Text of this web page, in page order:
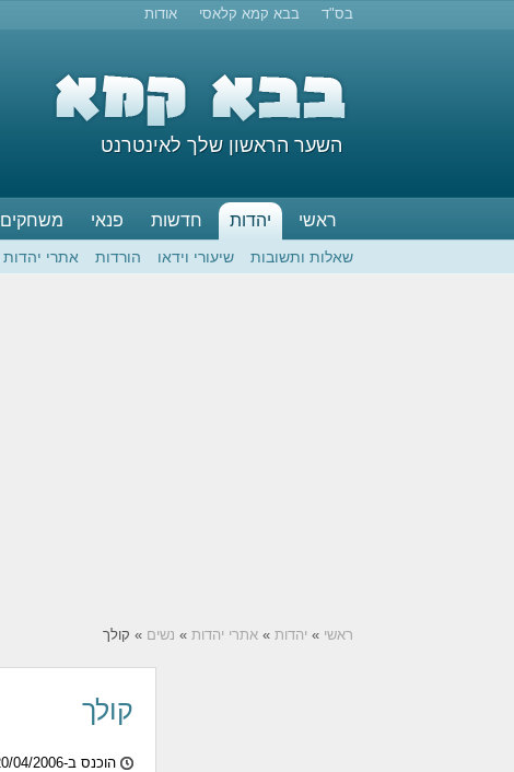
בס"ד בבא קמא קלאסי אודות
השער הראשון שלך לאינטרנט
ראשי יהדות חדשות פנאי משחקים
שאלות ותשובות שיעורי וידאו הורדות אתרי יהדות
ראשי » יהדות » אתרי יהדות » נשים » קולך
קולך
הוכנס ב-20/04/2006